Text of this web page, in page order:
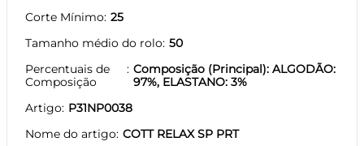
Corte Mínimo 25
Tamanho médio do rolo 50
Percentuais de
Composição
Composição (Principal): ALGODÃO:
97%, ELASTANO: 3%
Artigo P31NP0038
Nome do artigo COTT RELAX SP PRT